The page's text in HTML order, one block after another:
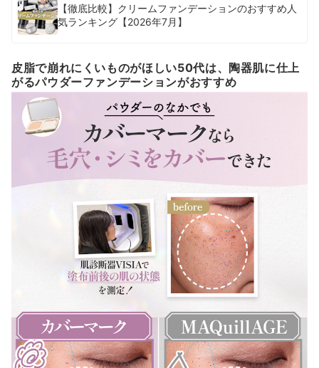
【徹底比較】クリームファンデーションのおすすめ人
気ランキング【2026年7月】
皮脂で崩れにくいものがほしい50代は、陶器肌に仕上
がるパウダーファンデーションがおすすめ